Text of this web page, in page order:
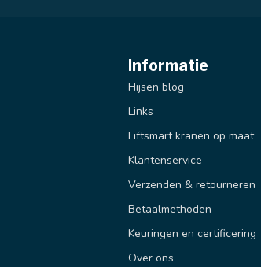
Informatie
Hijsen blog
Links
Liftsmart kranen op maat
Klantenservice
Verzenden & retourneren
Betaalmethoden
Keuringen en certificering
Over ons